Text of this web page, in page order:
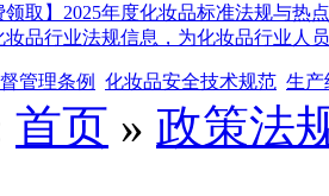
领取】2025年度化妆品标准法规与热
妆品行业法规信息，为化妆品行业人
管理条例 化妆品安全技术规范 生产
首页 » 政策法